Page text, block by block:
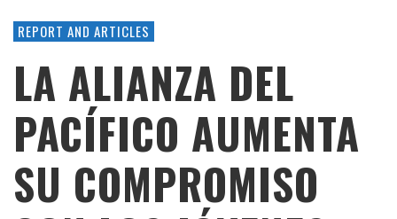
REPORT AND ARTICLES
LA ALIANZA DEL
PACÍFICO AUMENTA
SU COMPROMISO